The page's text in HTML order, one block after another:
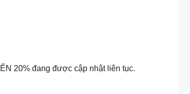
20% đang được cập nhật liên tục.